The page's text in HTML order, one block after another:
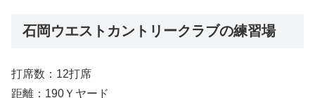
石岡ウエストカントリークラブの練習場
打席数：12打席
距離：190Ｙヤード